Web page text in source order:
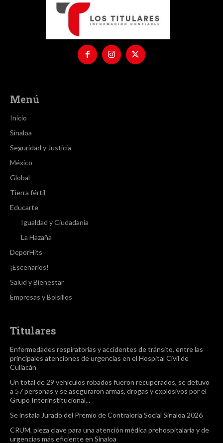
Menú
Inicio
Sinaloa
Seguridad y Justicia
México
Global
Tierra fértil
Educarte
Igualdad y Ciudadanía
La Hazaña
DeporHits
¡Escenarios!
Salud y Bienestar
Empresas y Bolsillos
Titulares
Enfermedades respiratorias y accidentes de tránsito, entre las
principales atenciones de urgencias en el Hospital Civil de
Culiacán
Un total de 29 vehículos robados fueron recuperados, se detuvo
a 57 personas y se aseguraron armas, drogas y explosivos por el
Grupo Interinstitucional...
Se instala Jurado del Premio de Contraloría Social Sinaloa 2026
CRUM, pieza clave para una atención médica prehospitalaria y de
urgencias más eficiente en Sinaloa